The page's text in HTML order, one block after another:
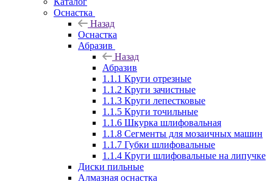
Оснастка
Назад
Оснастка
Абразив
Назад
Абразив
1.1.1 Круги отрезные
1.1.2 Круги зачистные
1.1.3 Круги лепестковые
1.1.5 Круги точильные
1.1.6 Шкурка шлифовальная
1.1.8 Сегменты для мозаичных машин
1.1.7 Губки шлифовальные
1.1.4 Круги шлифовальные на липучке
Диски пильные
Алмазная оснастка